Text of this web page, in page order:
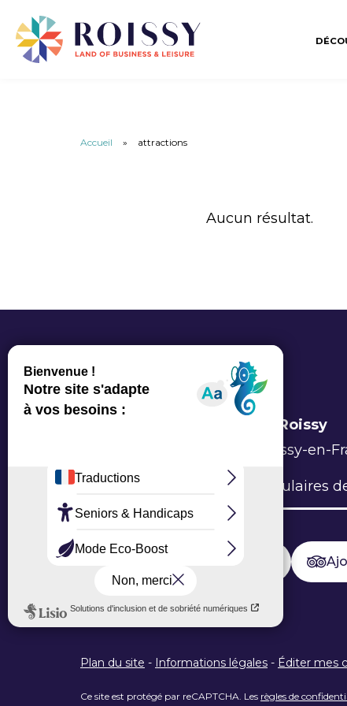
Accueil » attractions
Aucun résultat.
Office de Tourisme Grand Roissy
6 Allée du Verger, 95700 Roissy-en-
L’Office Formulaires
Ajouter un avis sur Google
Plan du site - Informations légales - Éditer mes
Ce site est protégé par reCAPTCHA. Les règles de